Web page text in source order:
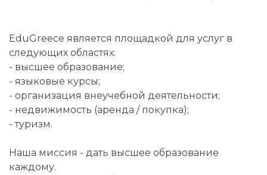
EduGreece является площадкой для услуг в
следующих областях:
- высшее образование;
- языковые курсы;
- организация внеучебной деятельности;
- недвижимость (аренда / покупка);
- туризм.
Наша миссия - дать высшее образование
каждому.